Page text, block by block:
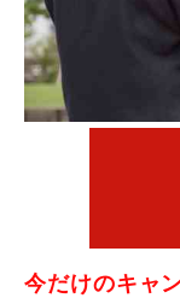
今だけのキャ